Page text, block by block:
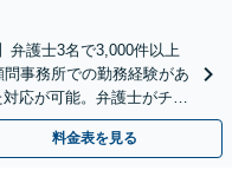
弁護士3名で3,000件以上
事務所での勤務経験があ
応が可能。弁護士がチー
対応。
料金表を見る